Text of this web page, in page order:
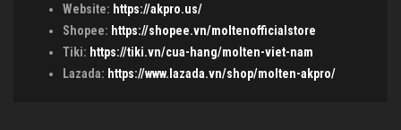
Website: https://akpro.us/
Shopee: https://shopee.vn/moltenofficialstore
Tiki: https://tiki.vn/cua-hang/molten-viet-nam
Lazada: https://www.lazada.vn/shop/molten-akpro/